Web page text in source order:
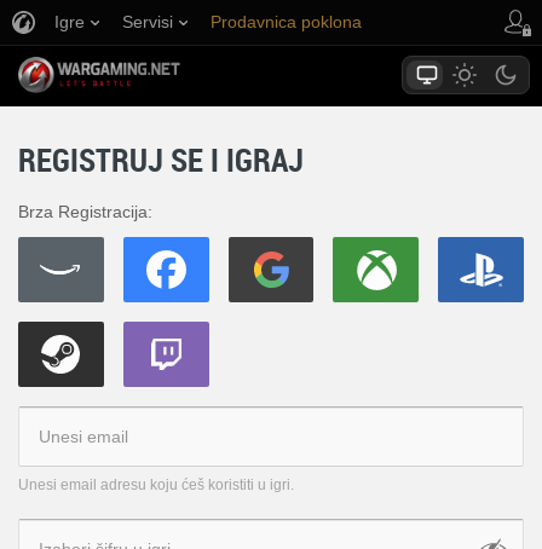
Igre Servisi Prodavnica poklona
REGISTRUJ SE I IGRAJ
Brza Registracija:
Unesi email adresu koju ćeš koristiti u igri.